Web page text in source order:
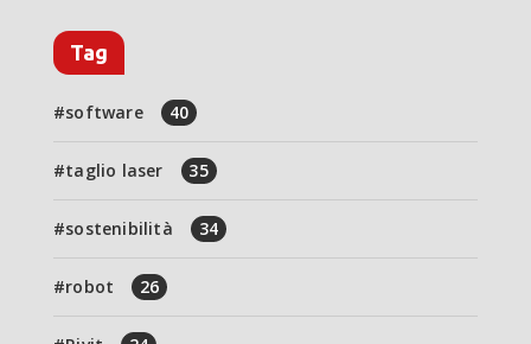
Tag
software 40
taglio laser 35
sostenibilità 34
robot 26